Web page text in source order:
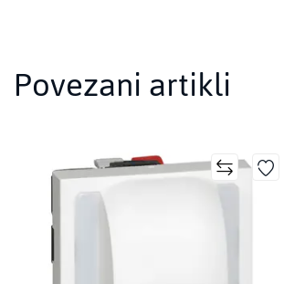
Povezani artikli